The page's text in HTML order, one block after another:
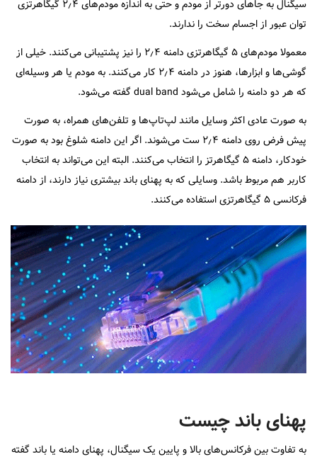
سیگنال به جاهای دورتر از مودم و حتی به اندازه مودم‌های ۲٫۴ گیگاهرتزی
توان عبور از اجسام سخت را ندارند.
معمولا مودم‌های ۵ گیگاهرتزی دامنه ۲٫۴ را نیز پشتیبانی می‌کنند. خیلی از
گوشی‌ها و ابزارها، هنوز در دامنه ۲٫۴ کار می‌کنند. به مودم یا هر وسیله‌ای
که هر دو دامنه را شامل می‌شود dual band گفته می‌شود.
به صورت عادی اکثر وسایل مانند لپ‌تاپ‌ها و تلفن‌های همراه، به صورت
پیش فرض روی دامنه ۲٫۴ ست می‌شوند. اگر این دامنه شلوغ بود به صورت
خودکار، دامنه ۵ گیگاهرتز را انتخاب می‌کنند. البته این می‌تواند به انتخاب
کاربر هم مربوط باشد. وسایلی که به پهنای باند بیشتری نیاز دارند، از دامنه
فرکانسی ۵ گیگاهرتزی استفاده می‌کنند.
پهنای باند چیست
به تفاوت بین فرکانس‌های بالا و پایین یک سیگنال، پهنای دامنه یا باند گفته